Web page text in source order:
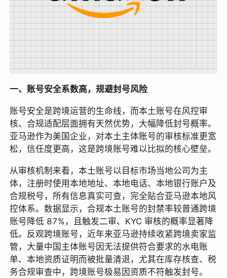
一、账号安全系数高，规避封号风险
账号安全是跨境运营的生命线，而本土账号在风控审
核、合规适配层面拥有天然优势，大幅降低封号概率。
亚马逊作为美国企业，对本土主体账号的审核标准更宽
松，信任度更高，这是跨境账号难以比拟的核心壁垒。
从审核机制来看，本土账号以目标市场当地公司为主
体，注册时使用本地地址、本地电话、本地银行账户及
合规税号，所有信息真实可查，完全贴合亚马逊本地风
控体系。数据显示，合规本土账号的封禁率较普通跨境
账号降低 87%，且触发二审、KYC 审核的概率显著降
低。反观跨境账号，近年来亚马逊持续收紧跨境卖家监
管，大量中国主体账号因无法提供符合要求的水电账
单、本地资质证明而被批量清退，尤其在库存核查、税
务合规审查中，跨境账号极易因资质不符触发封号。